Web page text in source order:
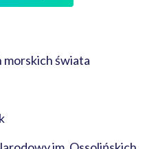
morskich świata